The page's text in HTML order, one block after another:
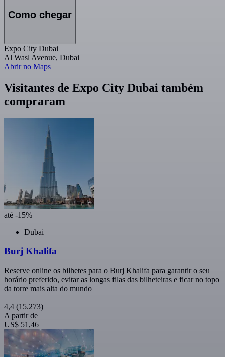
Como chegar
Expo City Dubai
Al Wasl Avenue, Dubai
Abrir no Maps
Visitantes de Expo City Dubai também
compraram
até -15%
Dubai
Burj Khalifa
Reserve online os bilhetes para o Burj Khalifa para garantir o seu
horário preferido, evitar as longas filas das bilheteiras e ficar no topo
da torre mais alta do mundo
4,4 (15.273)
A partir de
US$ 51,46